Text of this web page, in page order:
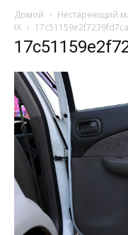
Домой
Нестареющий
IX